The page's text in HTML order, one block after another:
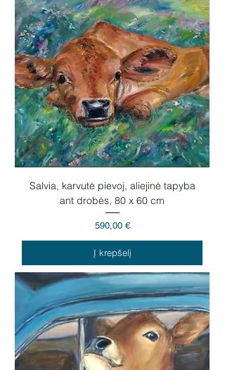
Salvia, karvutė pievoj, aliejinė tapyba
ant drobės, 80 x 60 cm
Kaina
590,00 €
Į krepšelį